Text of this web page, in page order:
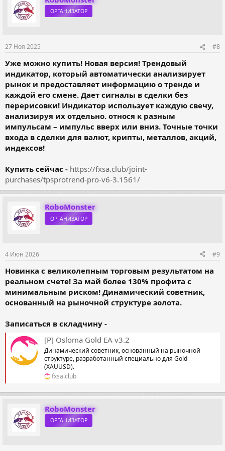
ОРГАНИЗАТОР
27 Ноя 2025 #8
Уже можно купить! Новая версия! Трендовый
индикатор, который автоматически анализирует
рынок и предоставляет информацию о тренде и
каждой его смене. Дает сигналы в сделки без
перерисовки! Индикатор использует каждую свечу,
анализируя их отдельно. относя к разным
импульсам – импульс вверх или вниз. Точные точки
входа в сделки для валют, крипты, металлов, акций,
индексов!
Купить сейчас - https://fxsa.club/joint-
purchases/tpsprotrend-pro-v6-3.1561/
RoboMonster
ОРГАНИЗАТОР
4 Июн 2026 #9
Новинка с великолепным торговым результатом на
реальном счете! За май более 130% профита с
минимальным риском! Динамический советник,
основанный на рыночной структуре золота.
Записаться в складчину -
[P] Osloma Gold EA v3.2
Динамический советник, основанный на рыночной
структуре, разработанный специально для Gold
(XAUUSD).
fxsa.club
RoboMonster
ОРГАНИЗАТОР